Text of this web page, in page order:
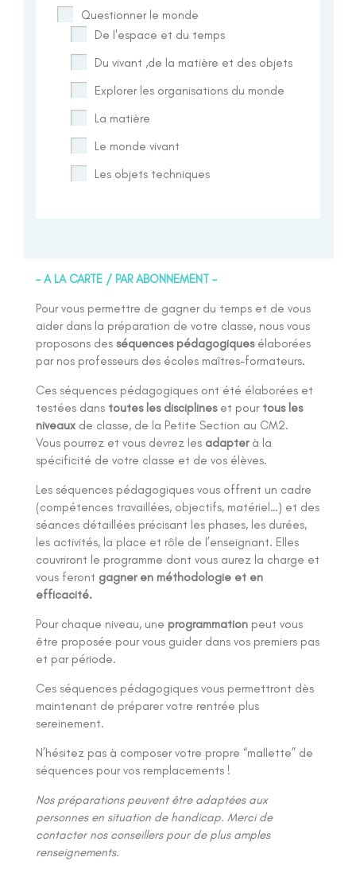
– A LA CARTE / PAR ABONNEMENT –
Pour vous permettre de gagner du temps et de vous
aider dans la préparation de votre classe, nous vous
proposons des séquences pédagogiquesélaborées
par nos professeurs des écoles maîtres-formateurs.
Ces séquences pédagogiques ont été élaborées et
testées dans toutes les disciplineset pourtous les
niveaux de classe, de la Petite Section au CM2.
Vous pourrez et vous devrez les adapterà la
spécificité de votre classe et de vos élèves.
Les séquences pédagogiques vous offrent un cadre
(compétences travaillées, objectifs, matériel…) et des
séances détaillées précisant les phases, les durées,
les activités, la place et rôle de l’enseignant. Elles
couvriront le programme dont vous aurez la charge et
vous feront gagner en méthodologie et en
efficacité.
Pour chaque niveau, une programmation peut vous
être proposée pour vous guider dans vos premiers pas
et par période.
Ces séquences pédagogiques vous permettront dès
maintenant de préparer votre rentrée plus
sereinement.
N’hésitez pas à composer votre propre “mallette” de
séquences pour vos remplacements !
Nos préparations peuvent être adaptées aux
personnes en situation de handicap. Merci de
contacter nos conseillers pour de plus amples
renseignements.
Questionner le monde
De l'espace et du temps
Du vivant ,de la matière et des objets
Explorer les organisations du monde
La matière
Le monde vivant
Les objets techniques